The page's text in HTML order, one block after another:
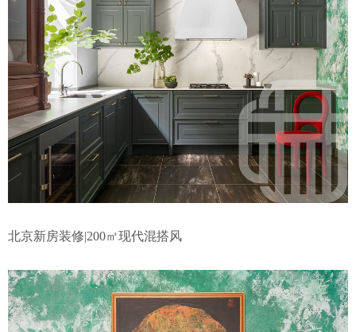
北京新房装修|200㎡现代混搭风